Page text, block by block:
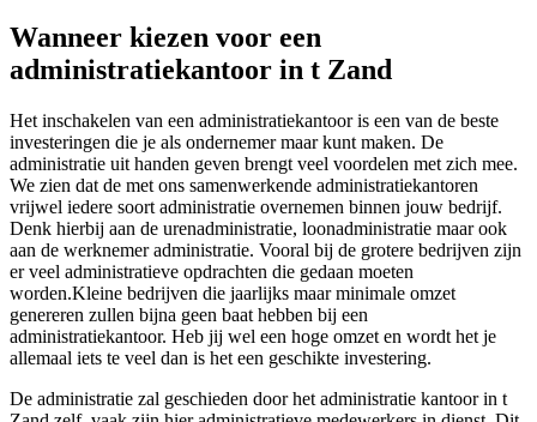
Wanneer kiezen voor een
administratiekantoor in t Zand
Het inschakelen van een administratiekantoor is een van de beste
investeringen die je als ondernemer maar kunt maken. De
administratie uit handen geven brengt veel voordelen met zich mee.
We zien dat de met ons samenwerkende administratiekantoren
vrijwel iedere soort administratie overnemen binnen jouw bedrijf.
Denk hierbij aan de urenadministratie, loonadministratie maar ook
aan de werknemer administratie. Vooral bij de grotere bedrijven zijn
er veel administratieve opdrachten die gedaan moeten
worden.Kleine bedrijven die jaarlijks maar minimale omzet
genereren zullen bijna geen baat hebben bij een
administratiekantoor. Heb jij wel een hoge omzet en wordt het je
allemaal iets te veel dan is het een geschikte investering.
De administratie zal geschieden door het administratie kantoor in t